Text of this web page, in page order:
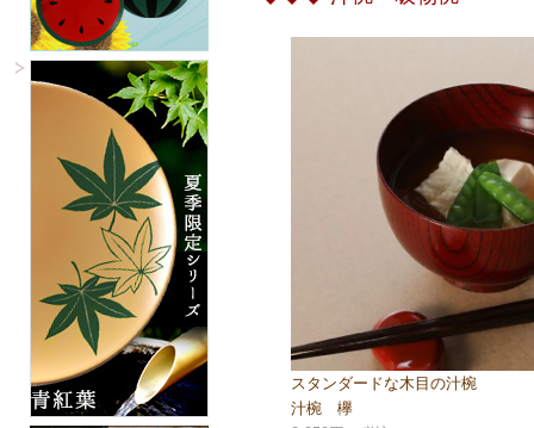
スタンダードな木目の汁椀
汁椀 欅